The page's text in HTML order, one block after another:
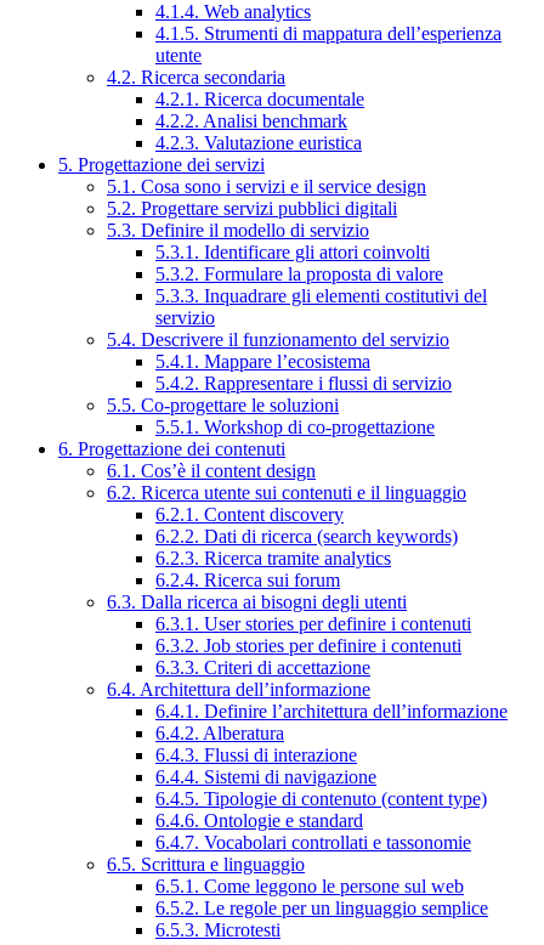
4.1.4. Web analytics
4.1.5. Strumenti di mappatura dell’esperienza
utente
4.2. Ricerca secondaria
4.2.1. Ricerca documentale
4.2.2. Analisi benchmark
4.2.3. Valutazione euristica
5. Progettazione dei servizi
5.1. Cosa sono i servizi e il service design
5.2. Progettare servizi pubblici digitali
5.3. Definire il modello di servizio
5.3.1. Identificare gli attori coinvolti
5.3.2. Formulare la proposta di valore
5.3.3. Inquadrare gli elementi costitutivi del
servizio
5.4. Descrivere il funzionamento del servizio
5.4.1. Mappare l’ecosistema
5.4.2. Rappresentare i flussi di servizio
5.5. Co-progettare le soluzioni
5.5.1. Workshop di co-progettazione
6. Progettazione dei contenuti
6.1. Cos’è il content design
6.2. Ricerca utente sui contenuti e il linguaggio
6.2.1. Content discovery
6.2.2. Dati di ricerca (search keywords)
6.2.3. Ricerca tramite analytics
6.2.4. Ricerca sui forum
6.3. Dalla ricerca ai bisogni degli utenti
6.3.1. User stories per definire i contenuti
6.3.2. Job stories per definire i contenuti
6.3.3. Criteri di accettazione
6.4. Architettura dell’informazione
6.4.1. Definire l’architettura dell’informazione
6.4.2. Alberatura
6.4.3. Flussi di interazione
6.4.4. Sistemi di navigazione
6.4.5. Tipologie di contenuto (content type)
6.4.6. Ontologie e standard
6.4.7. Vocabolari controllati e tassonomie
6.5. Scrittura e linguaggio
6.5.1. Come leggono le persone sul web
6.5.2. Le regole per un linguaggio semplice
6.5.3. Microtesti